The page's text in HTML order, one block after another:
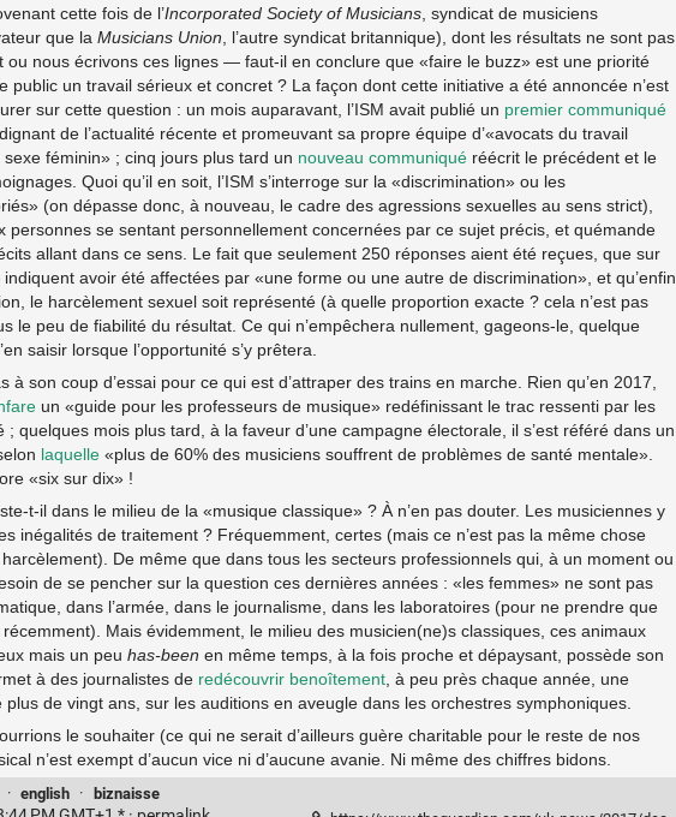
cette fois de l’Incorporated Society of Musicians, syndicat de musiciens
que la Musicians Union, l’autre syndicat britannique), dont les résultats ne sont pas
ou nous écrivons ces lignes — faut-il en conclure que «faire le buzz» est une priorité
public un travail sérieux et concret ? La façon dont cette initiative a été annoncée n’est
sur cette question : un mois auparavant, l’ISM avait publié un premier communiqué
de l’actualité récente et promeuvant sa propre équipe d’«avocats du travail
féminin» ; cinq jours plus tard un nouveau communiquéréécrit le précédent et le
Quoi qu’il en soit, l’ISM s’interroge sur la «discrimination» ou les
(on dépasse donc, à nouveau, le cadre des agressions sexuelles au sens strict),
personnes se sentant personnellement concernées par ce sujet précis, et quémande
allant dans ce sens. Le fait que seulement 250 réponses aient été reçues, que sur
avoir été affectées par «une forme ou une autre de discrimination», et qu’enfin
le harcèlement sexuel soit représenté (à quelle proportion exacte ? cela n’est pas
le peu de fiabilité du résultat. Ce qui n’empêchera nullement, gageons-le, quelque
saisir lorsque l’opportunité s’y prêtera.
à son coup d’essai pour ce qui est d’attraper des trains en marche. Rien qu’en 2017,
un «guide pour les professeurs de musique» redéfinissant le trac ressenti par les
; quelques mois plus tard, à la faveur d’une campagne électorale, il s’est référé dans un
laquelle«plus de 60% des musiciens souffrent de problèmes de santé mentale».
«six sur dix» !
t-il dans le milieu de la «musique classique» ? À n’en pas douter. Les musiciennes y
inégalités de traitement ? Fréquemment, certes (mais ce n’est pas la même chose
De même que dans tous les secteurs professionnels qui, à un moment ou
de se pencher sur la question ces dernières années : «les femmes» ne sont pas
dans l’armée, dans le journalisme, dans les laboratoires (pour ne prendre que
Mais évidemment, le milieu des musicien(ne)s classiques, ces animaux
mais un peu has-been en même temps, à la fois proche et dépaysant, possède son
à des journalistes de redécouvrir benoîtement, à peu près chaque année, une
de vingt ans, sur les auditions en aveugle dans les orchestres symphoniques.
le souhaiter (ce qui ne serait d’ailleurs guère charitable pour le reste de nos
n’est exempt d’aucun vice ni d’aucune avanie. Ni même des chiffres bidons.
· english · biznaisse